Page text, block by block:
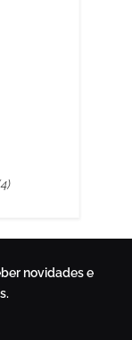
novidades e